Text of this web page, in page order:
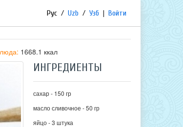
Рус / Uzb / Узб | Войти
1668.1 ккал
ИНГРЕДИЕНТЫ
сахар - 150 гр
масло сливочное - 50 гр
яйцо - 3 штука